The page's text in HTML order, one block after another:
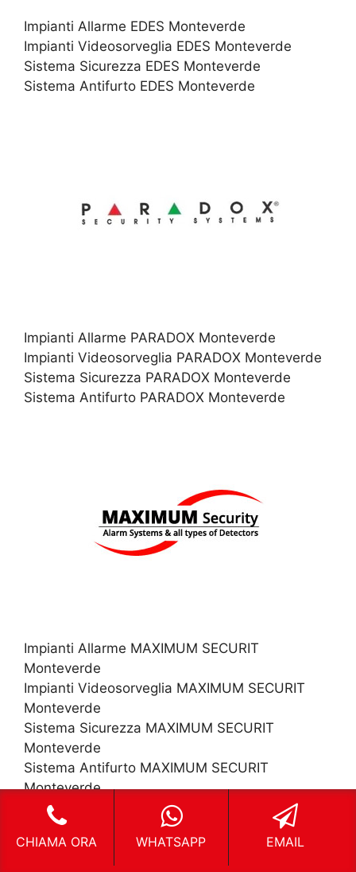
Impianti Allarme EDES Monteverde
Impianti Videosorveglia EDES Monteverde
Sistema Sicurezza EDES Monteverde
Sistema Antifurto EDES Monteverde
Impianti Allarme PARADOX Monteverde
Impianti Videosorveglia PARADOX Monteverde
Sistema Sicurezza PARADOX Monteverde
Sistema Antifurto PARADOX Monteverde
Impianti Allarme MAXIMUM SECURIT
Monteverde
Impianti Videosorveglia MAXIMUM SECURIT
Monteverde
Sistema Sicurezza MAXIMUM SECURIT
Monteverde
Sistema Antifurto MAXIMUM SECURIT
Monteverde
CHIAMA ORA WHATSAPP EMAIL